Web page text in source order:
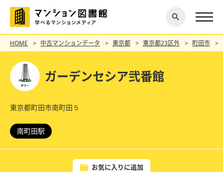
探す
閉じ
る
HOME 中古マンションデータ 東京都 東京都23区外 町田市
ガーデンセシア弐番館
東京都町田市南町田５
南町田駅
お気に入りに追加